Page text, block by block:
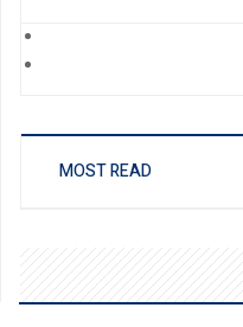
MOST READ